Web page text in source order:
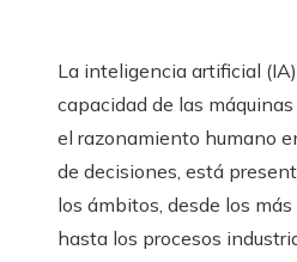
La inteligencia artificial
capacidad de las
el razonamiento humano
de decisiones, está
los ámbitos, desde los
hasta los procesos